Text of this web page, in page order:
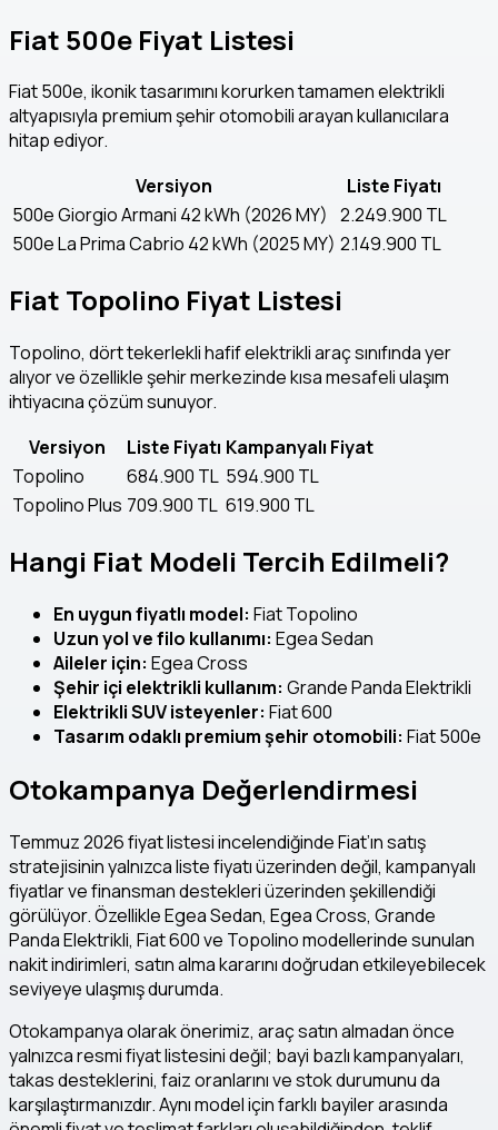
Fiat 500e Fiyat Listesi
Fiat 500e, ikonik tasarımını korurken tamamen elektrikli
altyapısıyla premium şehir otomobili arayan kullanıcılara
hitap ediyor.
Versiyon
Liste Fiyatı
500e Giorgio Armani 42 kWh (2026 MY) 2.249.900 TL
500e La Prima Cabrio 42 kWh (2025 MY) 2.149.900 TL
Fiat Topolino Fiyat Listesi
Topolino, dört tekerlekli hafif elektrikli araç sınıfında yer
alıyor ve özellikle şehir merkezinde kısa mesafeli ulaşım
ihtiyacına çözüm sunuyor.
Versiyon
Liste Fiyatı Kampanyalı Fiyat
Topolino
684.900 TL 594.900 TL
Topolino Plus 709.900 TL 619.900 TL
Hangi Fiat Modeli Tercih Edilmeli?
En uygun fiyatlı model: Fiat Topolino
Uzun yol ve filo kullanımı: Egea Sedan
Aileler için: Egea Cross
Şehir içi elektrikli kullanım: Grande Panda Elektrikli
Elektrikli SUV isteyenler: Fiat 600
Tasarım odaklı premium şehir otomobili: Fiat 500e
Otokampanya Değerlendirmesi
Temmuz 2026 fiyat listesi incelendiğinde Fiat’ın satış
stratejisinin yalnızca liste fiyatı üzerinden değil, kampanyalı
fiyatlar ve finansman destekleri üzerinden şekillendiği
görülüyor. Özellikle Egea Sedan, Egea Cross, Grande
Panda Elektrikli, Fiat 600 ve Topolino modellerinde sunulan
nakit indirimleri, satın alma kararını doğrudan etkileyebilecek
seviyeye ulaşmış durumda.
Otokampanya olarak önerimiz, araç satın almadan önce
yalnızca resmi fiyat listesini değil; bayi bazlı kampanyaları,
takas desteklerini, faiz oranlarını ve stok durumunu da
karşılaştırmanızdır. Aynı model için farklı bayiler arasında